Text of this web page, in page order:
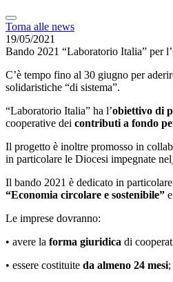
Torna alle news
19/05/2021
Bando 2021 “Laboratorio Italia” per
C’è tempo fino al 30 giugno per
solidaristiche “di sistema”.
“Laboratorio Italia” ha l’obiettivo di
cooperative dei contributi a fondo
Il progetto è inoltre promosso in
in particolare le Diocesi impegnate nel
Il bando 2021 è dedicato in
“Economia circolare e sostenibile”
Le imprese dovranno:
• avere la forma giuridica di
• essere costituite da almeno 24 mesi;